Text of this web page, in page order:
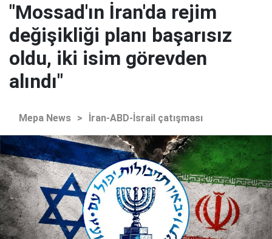
"Mossad'ın İran'da rejim
değişikliği planı başarısız
oldu, iki isim görevden
alındı"
Mepa News > İran-ABD-İsrail çatışması